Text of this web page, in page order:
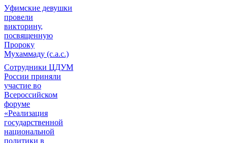
Уфимские девушки
провели
викторину,
посвященную
Пророку
Мухаммаду (с.а.с.)
Сотрудники ЦДУМ
России приняли
участие во
Всероссийском
форуме
«Реализация
государственной
национальной
политики в